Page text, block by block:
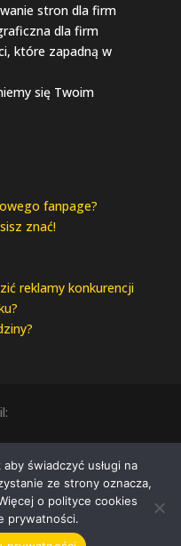
stron dla firm
dla firm
które zapadną w
się Twoim
fanpage?
znać!
reklamy konkurencji
2021 Rise Up |
świadczyć usługi na
ze strony oznacza,
o polityce cookies
prywatności.